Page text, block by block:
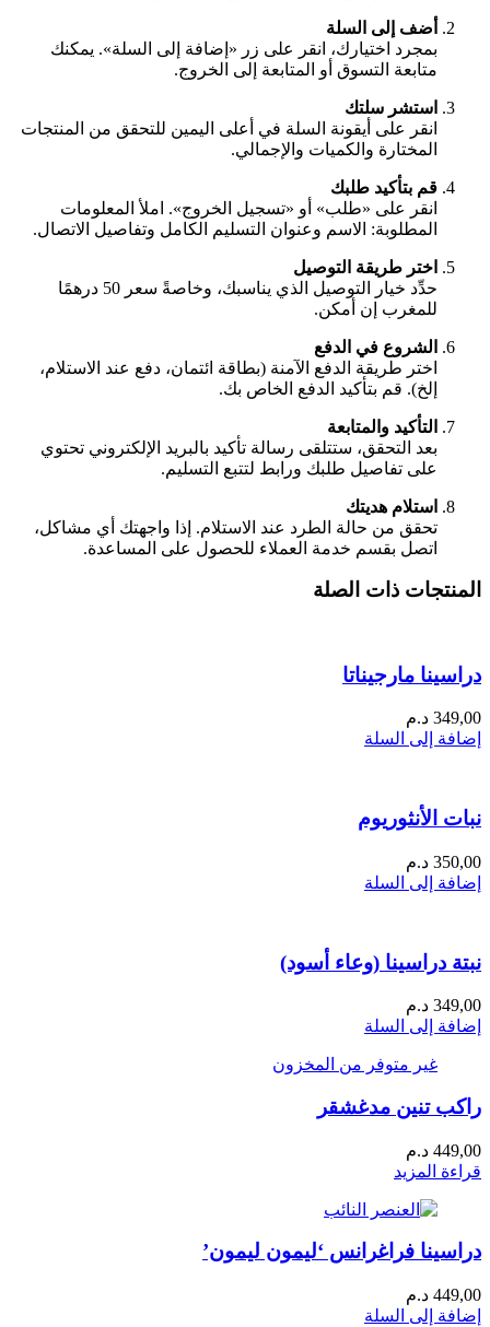
أضف إلى السلة
بمجرد اختيارك، انقر على زر «إضافة إلى السلة». يمكنك
متابعة التسوق أو المتابعة إلى الخروج.
استشر سلتك
انقر على أيقونة السلة في أعلى اليمين للتحقق من المنتجات
المختارة والكميات والإجمالي.
قم بتأكيد طلبك
انقر على «طلب» أو «تسجيل الخروج». املأ المعلومات
المطلوبة: الاسم وعنوان التسليم الكامل وتفاصيل الاتصال.
اختر طريقة التوصيل
حدِّد خيار التوصيل الذي يناسبك، وخاصةً سعر 50 درهمًا
للمغرب إن أمكن.
الشروع في الدفع
اختر طريقة الدفع الآمنة (بطاقة ائتمان، دفع عند الاستلام،
إلخ). قم بتأكيد الدفع الخاص بك.
التأكيد والمتابعة
بعد التحقق، ستتلقى رسالة تأكيد بالبريد الإلكتروني تحتوي
على تفاصيل طلبك ورابط لتتبع التسليم.
استلام هديتك
تحقق من حالة الطرد عند الاستلام. إذا واجهتك أي مشاكل،
اتصل بقسم خدمة العملاء للحصول على المساعدة.
المنتجات ذات الصلة
دراسينا مارجيناتا
349,00 د.م
إضافة إلى السلة
نبات الأنثوريوم
350,00 د.م
إضافة إلى السلة
نبتة دراسينا (وعاء أسود)
349,00 د.م
إضافة إلى السلة
غير متوفر من المخزون
راكب تنين مدغشقر
449,00 د.م
قراءة المزيد
دراسينا فراغرانس ‘ليمون ليمون’
449,00 د.م
إضافة إلى السلة